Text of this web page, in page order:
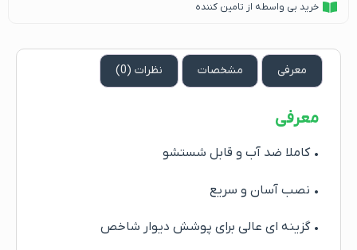
خرید بی واسطه از تامین کننده
معرفی مشخصات نظرات (0)
معرفی
• کاملا ضد آب و قابل شستشو
• نصب آسان و سریع
• گزینه ای عالی برای پوشش دیوار شاخص